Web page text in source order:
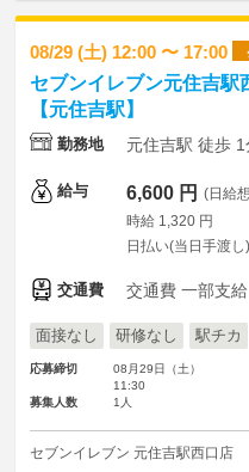
08/29 (土) 12:00 〜 17:00
セブンイレブン元住吉
【元住吉駅】
勤務地 元住吉駅 徒歩 1
給与 6,600 円 (日給
時給 1,320 円
日払い(当日手渡し)
交通費 交通費 一部支給
面接なし 研修なし 駅チカ
応募締切
08月29日（土）
11:30
募集人数
1人
セブンイレブン 元住吉駅西口店